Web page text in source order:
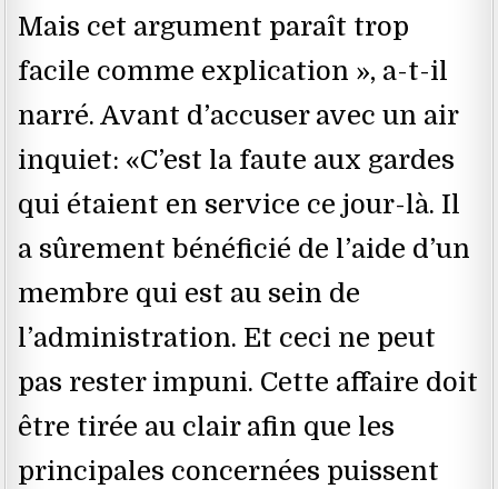
Mais cet argument paraît trop
facile comme explication », a-t-il
narré. Avant d’accuser avec un air
inquiet: «C’est la faute aux gardes
qui étaient en service ce jour-là. Il
a sûrement bénéficié de l’aide d’un
membre qui est au sein de
l’administration. Et ceci ne peut
pas rester impuni. Cette affaire doit
être tirée au clair afin que les
principales concernées puissent